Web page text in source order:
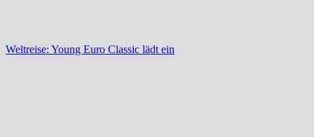
Weltreise: Young Euro Classic lädt ein